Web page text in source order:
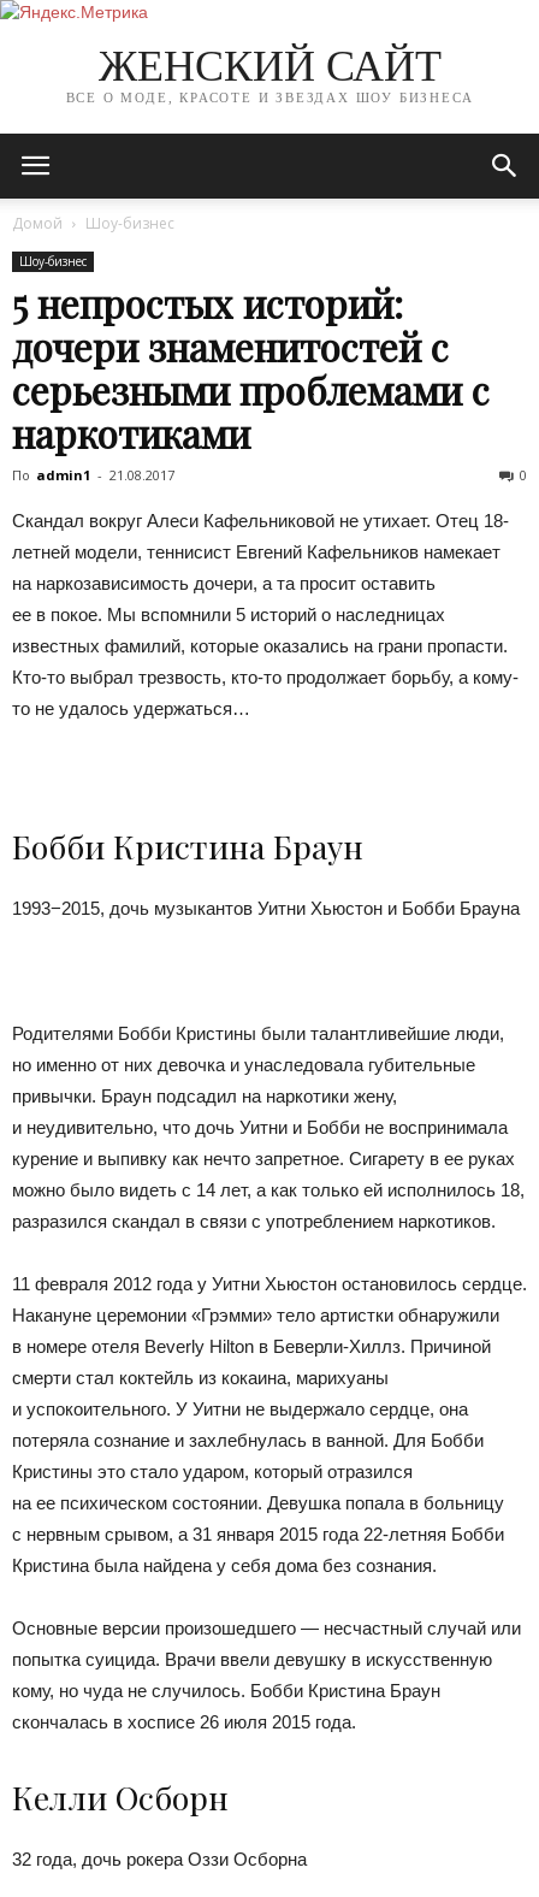
ЖЕНСКИЙ САЙТ
ВСЕ О МОДЕ, КРАСОТЕ И ЗВЕЗДАХ ШОУ БИЗНЕСА
Домой Шоу-бизнес
Шоу-бизнес
5 непростых историй:
дочери знаменитостей с
серьезными проблемами с
наркотиками
По admin1 - 21.08.2017 0
Скандал вокруг Алеси Кафельниковой не утихает. Отец 18-
летней модели, теннисист Евгений Кафельников намекает
на наркозависимость дочери, а та просит оставить
ее в покое. Мы вспомнили 5 историй о наследницах
известных фамилий, которые оказались на грани пропасти.
Кто-то выбрал трезвость, кто-то продолжает борьбу, а кому-
то не удалось удержаться…
Бобби Кристина Браун
1993−2015, дочь музыкантов Уитни Хьюстон и Бобби Брауна
Родителями Бобби Кристины были талантливейшие люди,
но именно от них девочка и унаследовала губительные
привычки. Браун подсадил на наркотики жену,
и неудивительно, что дочь Уитни и Бобби не воспринимала
курение и выпивку как нечто запретное. Сигарету в ее руках
можно было видеть с 14 лет, а как только ей исполнилось 18,
разразился скандал в связи с употреблением наркотиков.
11 февраля 2012 года у Уитни Хьюстон остановилось сердце.
Накануне церемонии «Грэмми» тело артистки обнаружили
в номере отеля Beverly Hilton в Беверли-Хиллз. Причиной
смерти стал коктейль из кокаина, марихуаны
и успокоительного. У Уитни не выдержало сердце, она
потеряла сознание и захлебнулась в ванной. Для Бобби
Кристины это стало ударом, который отразился
на ее психическом состоянии. Девушка попала в больницу
с нервным срывом, а 31 января 2015 года 22-летняя Бобби
Кристина была найдена у себя дома без сознания.
Основные версии произошедшего — несчастный случай или
попытка суицида. Врачи ввели девушку в искусственную
кому, но чуда не случилось. Бобби Кристина Браун
скончалась в хосписе 26 июля 2015 года.
Келли Осборн
32 года, дочь рокера Оззи Осборна